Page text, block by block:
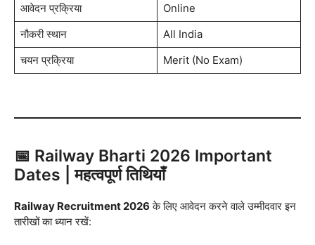
आवेदन प्रक्रिया
Online
नौकरी स्थान
All India
चयन प्रक्रिया
Merit (No Exam)
📅 Railway Bharti 2026 Important
Dates | महत्वपूर्ण तिथियाँ
Railway Recruitment 2026 के लिए आवेदन करने वाले उम्मीदवार इन
तारीखों का ध्यान रखें: